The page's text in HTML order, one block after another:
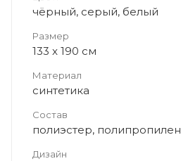
чёрный, серый, белый
Размер
133 x 190 см
Материал
синтетика
Состав
полиэстер, полипропилен
Дизайн